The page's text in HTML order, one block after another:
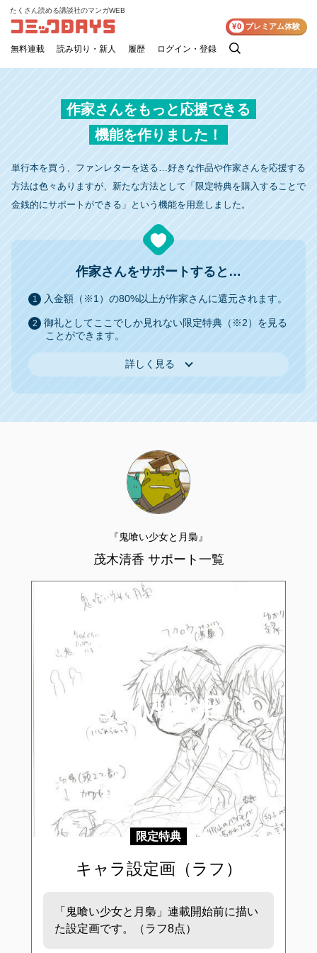
コミックDAYS
たくさん読める講談社のマンガWEB
無料連載 読み切り・新人 履歴 ログイン・登録
検
¥0 プレミアム体験
作家さんをもっと応援できる
機能を作りました！
単行本を買う、ファンレターを送る…好きな作品や作家さんを応援する
方法は色々ありますが、新たな方法として「限定特典を購入することで
金銭的にサポートができる」という機能を用意しました。
作家さんをサポートすると…
入金額（※1）の80%以上が作家さんに還元されます。
御礼としてここでしか見れない限定特典（※2）を見る
ことができます。
詳しく見る
『鬼喰い少女と月梟』
茂木清香 サポート一覧
限定特典
キャラ設定画（ラフ）
「鬼喰い少女と月梟」連載開始前に描い
た設定画です。（ラフ8点）